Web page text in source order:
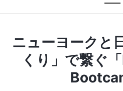
ニューヨークと
くり」で繋ぐ